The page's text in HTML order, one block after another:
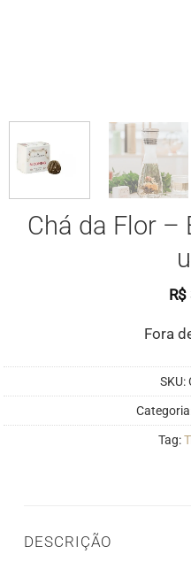
Chá da Flor –
R$
Fora
SKU:
Tag:
DESCRIÇÃO